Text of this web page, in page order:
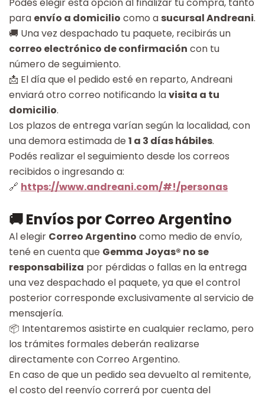
para envío a domicilio como a sucursal Andreani.
🚚 Una vez despachado tu paquete, recibirás un
correo electrónico de confirmación con tu
número de seguimiento.
📩 El día que el pedido esté en reparto, Andreani
enviará otro correo notificando lavisita a tu
domicilio.
Los plazos de entrega varían según la localidad, con
una demora estimada de 1 a 3 días hábiles.
Podés realizar el seguimiento desde los correos
recibidos o ingresando a:
🔗 https://www.andreani.com/#!/personas
🚚 Envíos por Correo Argentino
Al elegir Correo Argentino como medio de envío,
tené en cuenta que Gemma Joyas® no se
responsabiliza por pérdidas o fallas en la entrega
una vez despachado el paquete, ya que el control
posterior corresponde exclusivamente al servicio de
mensajería.
📦 Intentaremos asistirte en cualquier reclamo, pero
los trámites formales deberán realizarse
directamente con Correo Argentino.
En caso de que un pedido sea devuelto al remitente,
el costo del reenvío correrá por cuenta del